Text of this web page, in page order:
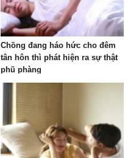
Chồng đang háo hức cho đêm
tân hôn thì phát hiện ra sự thật
phũ phàng